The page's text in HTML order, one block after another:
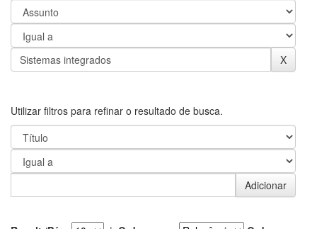
Utilizar filtros para refinar o resultado de busca.